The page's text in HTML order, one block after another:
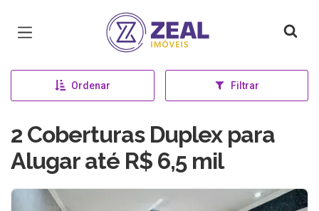
Página inicial
Ordenar Filtrar
2 Coberturas Duplex para
Alugar até R$ 6,5 mil